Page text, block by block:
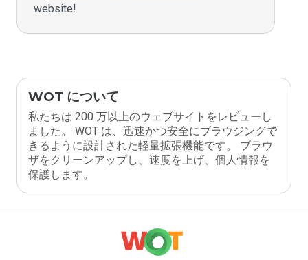
website!
WOT について
私たちは 200 万以上のウェブサイトをレビューし
ました。 WOT は、迅速かつ安全にブラウジングで
きるように設計された軽量拡張機能です。 ブラウ
ザをクリーンアップし、速度を上げ、個人情報を
保護します。